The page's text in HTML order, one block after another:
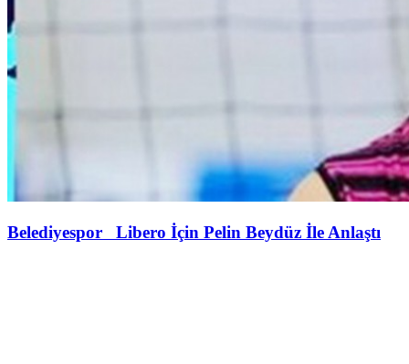
Belediyespor Libero İçin Pelin Beydüz İle Anlaştı